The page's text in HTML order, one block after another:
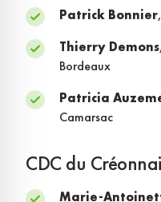
Patrick Bonnier
Thierry Demons
Bordeaux
Patricia
Camarsac
CDC du
Marie-